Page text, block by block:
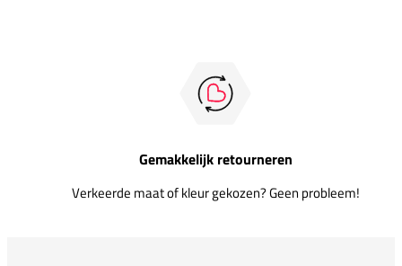
Gemakkelijk retourneren
Verkeerde maat of kleur gekozen? Geen probleem!